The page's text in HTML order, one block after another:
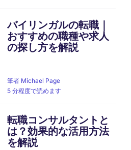
バイリンガルの転職｜
おすすめの職種や求人
の探し方を解説
筆者 Michael Page
5 分程度で読めます
転職コンサルタントと
は？効果的な活用方法
を解説